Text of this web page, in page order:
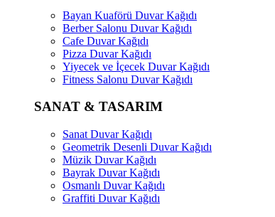
Bayan Kuaförü Duvar Kağıdı
Berber Salonu Duvar Kağıdı
Cafe Duvar Kağıdı
Pizza Duvar Kağıdı
Yiyecek ve İçecek Duvar Kağıdı
Fitness Salonu Duvar Kağıdı
SANAT & TASARIM
Sanat Duvar Kağıdı
Geometrik Desenli Duvar Kağıdı
Müzik Duvar Kağıdı
Bayrak Duvar Kağıdı
Osmanlı Duvar Kağıdı
Graffiti Duvar Kağıdı